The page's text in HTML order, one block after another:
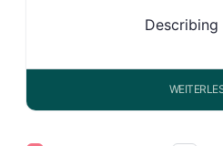
Describing